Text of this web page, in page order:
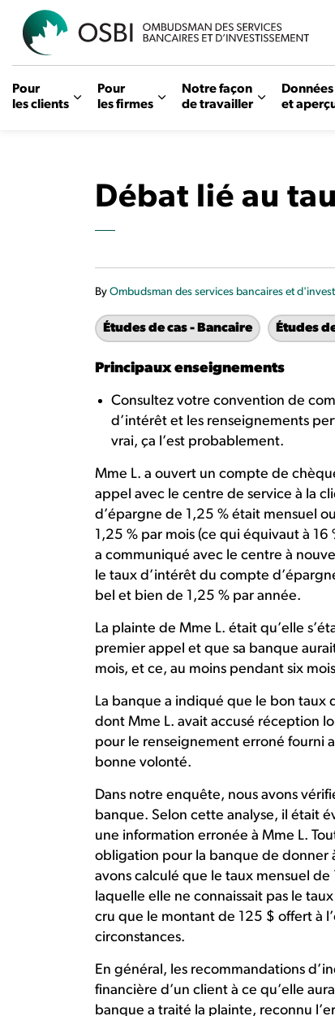
Pour
les clients
Pour
les firmes
Notre façon
de travailler
et
Débat lié au
By Ombudsman des services bancaires et
Études de cas - Bancaire Études
Principaux enseignements
Consultez votre convention de
d’intérêt et les renseignements
vrai, ça l’est probablement.
Mme L. a ouvert un compte de
appel avec le centre de service à la
d’épargne de 1,25 % était mensuel
1,25 % par mois (ce qui équivaut à
a communiqué avec le centre à
le taux d’intérêt du compte
bel et bien de 1,25 % par année.
La plainte de Mme L. était qu’elle
premier appel et que sa banque
mois, et ce, au moins pendant six
La banque a indiqué que le bon taux
dont Mme L. avait accusé réception
pour le renseignement erroné fourni
bonne volonté.
Dans notre enquête, nous avons
banque. Selon cette analyse, il était
une information erronée à Mme L.
obligation pour la banque de donner
avons calculé que le taux mensuel
laquelle elle ne connaissait pas le
cru que le montant de 125 $ offert à
circonstances.
En général, les recommandations
financière d’un client à ce qu’elle
banque a traité la plainte, reconnu